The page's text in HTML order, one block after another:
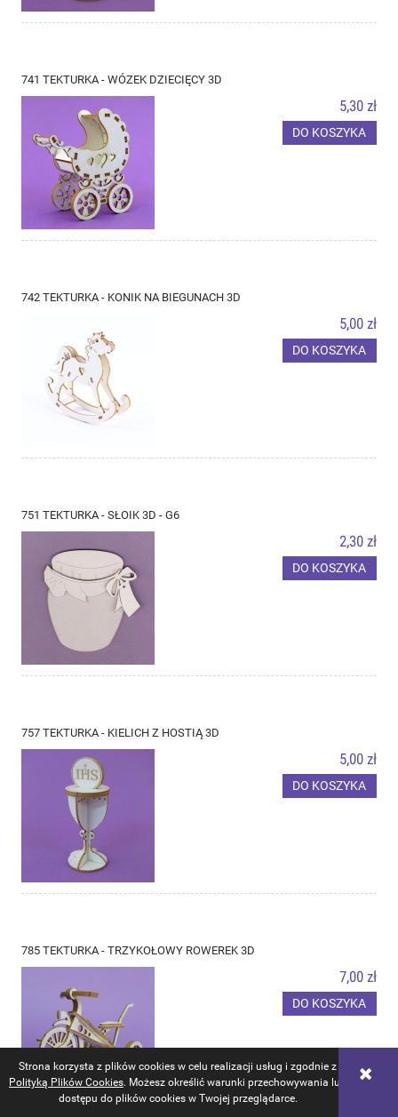
Strona korzysta z plików cookies w celu realizacji usług i zgodnie z
Polityką Plików Cookies. Możesz określić warunki przechowywania lub
dostępu do plików cookies w Twojej przeglądarce.
741 TEKTURKA - WÓZEK DZIECIĘCY 3D
5,30 zł
DO KOSZYKA
742 TEKTURKA - KONIK NA BIEGUNACH 3D
5,00 zł
DO KOSZYKA
751 TEKTURKA - SŁOIK 3D - G6
2,30 zł
DO KOSZYKA
757 TEKTURKA - KIELICH Z HOSTIĄ 3D
5,00 zł
DO KOSZYKA
785 TEKTURKA - TRZYKOŁOWY ROWEREK 3D
7,00 zł
DO KOSZYKA